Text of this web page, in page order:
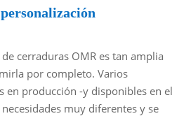
personalización
cerraduras OMR es tan amplia
por completo. Varios
en producción -y disponibles en el
muy diferentes y se